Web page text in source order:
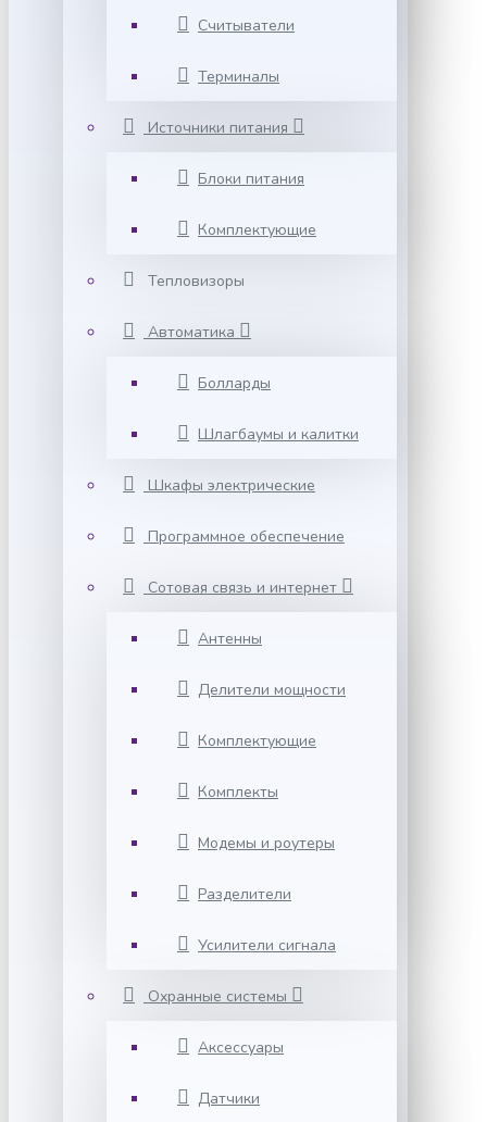
Считыватели
Терминалы
Источники питания
Блоки питания
Комплектующие
Тепловизоры
Автоматика
Болларды
Шлагбаумы и калитки
Шкафы электрические
Программное обеспечение
Сотовая связь и интернет
Антенны
Делители мощности
Комплектующие
Комплекты
Модемы и роутеры
Разделители
Усилители сигнала
Охранные системы
Аксессуары
Датчики